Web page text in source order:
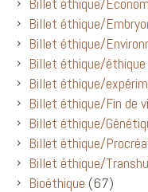
Billet éthique/
Billet éthique/
Billet éthique/éthique
Billet éthique/
Billet éthique/Fin de
Billet éthique/
Billet éthique/
Billet éthique/
Bioéthique (67)